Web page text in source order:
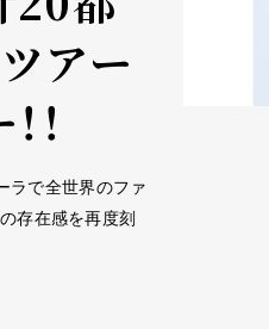
アー
！
ラで全世界のファ
存在感を再度刻